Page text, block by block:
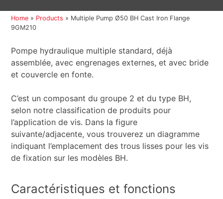
Home » Products » Multiple Pump Ø50 BH Cast Iron Flange
9GM210
Pompe hydraulique multiple standard, déjà
assemblée, avec engrenages externes, et avec bride
et couvercle en fonte.
C’est un composant du groupe 2 et du type BH,
selon notre classification de produits pour
l’application de vis. Dans la figure
suivante/adjacente, vous trouverez un diagramme
indiquant l’emplacement des trous lisses pour les vis
de fixation sur les modèles BH.
Caractéristiques et fonctions